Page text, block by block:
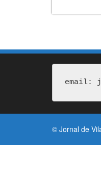
email:
© Jornal de